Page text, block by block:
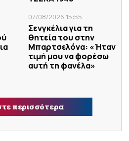
07/08/2026 15:55
Σενγκέλια για τη
θητεία του στην
Μπαρτσελόνα: «Ήταν
τιμή μου να φορέσω
αυτή τη φανέλα»
περισσότερα